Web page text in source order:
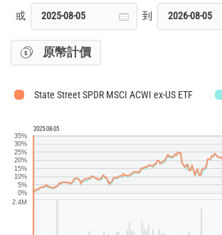
或 到
原幣計價
State Street SPDR MSCI ACWI ex-US ETF
2025-08-05
2.4M
0%
5%
10%
15%
20%
25%
30%
35%